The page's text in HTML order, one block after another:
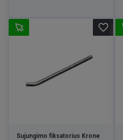
Sujungimo fiksatorius Krone
favorite_border